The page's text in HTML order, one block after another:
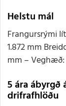
Helstu mál
Frangursrými
1.872 mm
mm –
5 ára ábyrgð
drifrafhlöðu